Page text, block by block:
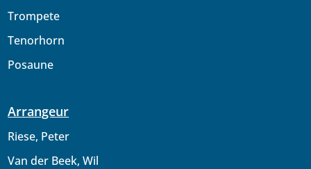
Trompete
Tenorhorn
Posaune
Arrangeur
Riese, Peter
Van der Beek, Wil